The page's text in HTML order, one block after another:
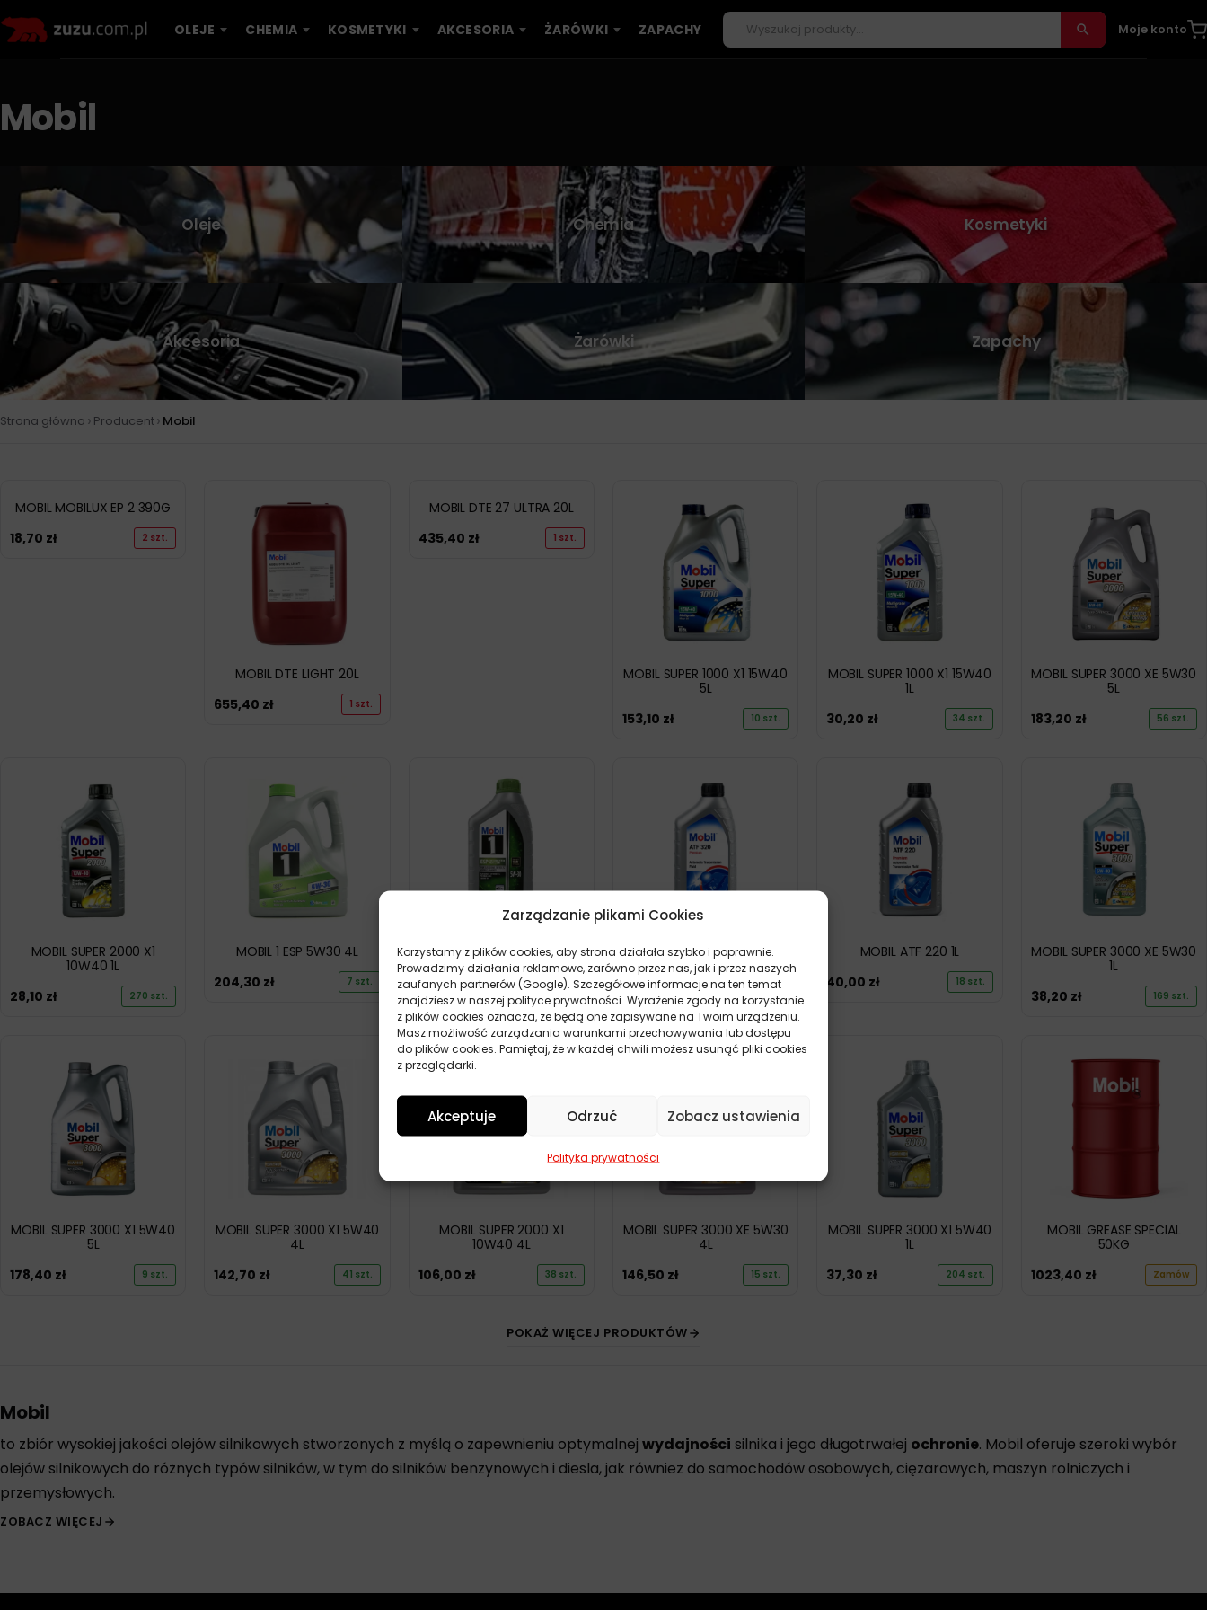
Zarządzanie plikami Cookies
Korzystamy z plików cookies, aby strona działała szybko i poprawnie.
Prowadzimy działania reklamowe, zarówno przez nas, jak i przez naszych
zaufanych partnerów (Google). Szczegółowe informacje na ten temat
znajdziesz w naszej polityce prywatności. Wyrażenie zgody na korzystanie
z plików cookies oznacza, że będą one zapisywane na Twoim urządzeniu.
Masz możliwość zarządzania warunkami przechowywania lub dostępu
do plików cookies. Pamiętaj, że w każdej chwili możesz usunąć pliki cookies
z przeglądarki.
Akceptuje Odrzuć Zobacz ustawienia
Polityka prywatności
OLEJE CHEMIA KOSMETYKI AKCESORIA ŻARÓWKI ZAPACHY Moje konto
Mobil
Oleje Chemia Kosmetyki
Akcesoria Żarówki Zapachy
Strona główna › Producent› Mobil
MOBIL MOBILUX EP 2 390G
18,70 zł 2 szt.
MOBIL DTE LIGHT 20L
655,40 zł 1 szt.
MOBIL DTE 27 ULTRA 20L
435,40 zł 1 szt.
MOBIL SUPER 1000 X1 15W40
5L
153,10 zł 10 szt.
MOBIL SUPER 1000 X1 15W40
1L
30,20 zł 34 szt.
MOBIL SUPER 3000 XE 5W30
5L
183,20 zł 56 szt.
MOBIL SUPER 2000 X1
10W40 1L
28,10 zł 270 szt.
MOBIL 1 ESP 5W30 4L
204,30 zł 7 szt.
MOBIL 1 ESP 5W30 1L
52,40 zł 17 szt.
MOBIL ATF 320 1L
35,70zł 8 szt.
MOBIL ATF 220 1L
40,00 zł 18 szt.
MOBIL SUPER 3000 XE 5W30
1L
38,20 zł 169 szt.
MOBIL SUPER 3000 X1 5W40
5L
178,40 zł 9 szt.
MOBIL SUPER 3000 X1 5W40
4L
142,70 zł 41 szt.
MOBIL SUPER 2000 X1
10W40 4L
106,00 zł 38 szt.
MOBIL SUPER 3000 XE 5W30
4L
146,50 zł 15 szt.
MOBIL SUPER 3000 X1 5W40
1L
37,30 zł 204 szt.
MOBIL GREASE SPECIAL
50KG
1023,40 zł Zamów
POKAŻ WIĘCEJ PRODUKTÓW
Mobil
to zbiór wysokiej jakości olejów silnikowych stworzonych z myślą o zapewnieniu optymalnej wydajności silnika i jego długotrwałej ochronie. Mobil oferuje szeroki wybór
olejów silnikowych do różnych typów silników, w tym do silników benzynowych i diesla, jak również do samochodów osobowych, ciężarowych, maszyn rolniczych i
przemysłowych.
Oleje silnikowe Mobil są formułowane przy użyciu najnowszych technologii, co pozwala na uzyskanie maksymalnej wydajności i ochrony silnika. Oleje spełniają lub
ZOBACZ WIĘCEJ